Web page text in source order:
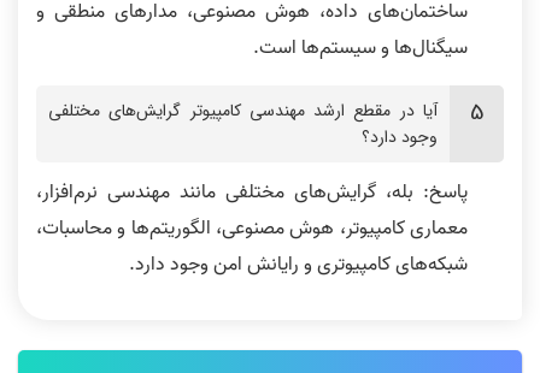
ساختمان‌های داده، هوش مصنوعی، مدارهای منطقی و
سیگنال‌ها و سیستم‌ها است.
آیا در مقطع ارشد مهندسی کامپیوتر گرایش‌های مختلفی
وجود دارد؟
پاسخ: بله، گرایش‌های مختلفی مانند مهندسی نرم‌افزار،
معماری کامپیوتر، هوش مصنوعی، الگوریتم‌ها و محاسبات،
شبکه‌های کامپیوتری و رایانش امن وجود دارد.